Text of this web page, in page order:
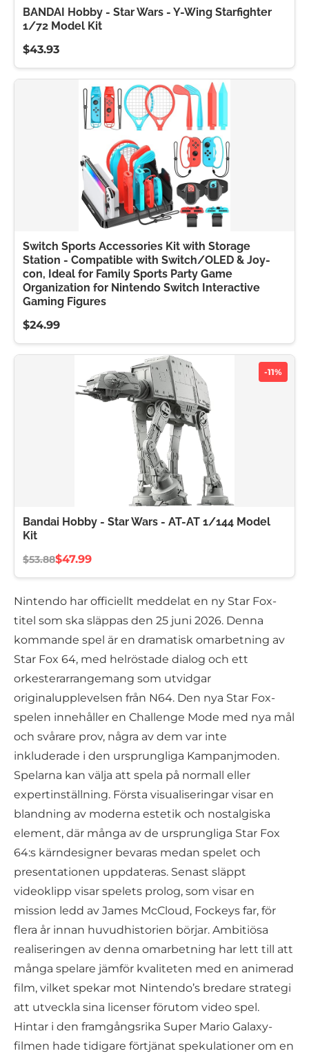
BANDAI Hobby - Star Wars - Y-Wing Starfighter
1/72 Model Kit
$43.93
Switch Sports Accessories Kit with Storage
Station - Compatible with Switch/OLED & Joy-
con, Ideal for Family Sports Party Game
Organization for Nintendo Switch Interactive
Gaming Figures
$24.99
-11%
Bandai Hobby - Star Wars - AT-AT 1/144 Model
Kit
$53.88$47.99
Nintendo har officiellt meddelat en ny Star Fox-
titel som ska släppas den 25 juni 2026. Denna
kommande spel är en dramatisk omarbetning av
Star Fox 64, med helröstade dialog och ett
orkesterarrangemang som utvidgar
originalupplevelsen från N64. Den nya Star Fox-
spelen innehåller en Challenge Mode med nya mål
och svårare prov, några av dem var inte
inkluderade i den ursprungliga Kampanjmoden.
Spelarna kan välja att spela på normall eller
expertinställning. Första visualiseringar visar en
blandning av moderna estetik och nostalgiska
element, där många av de ursprungliga Star Fox
64:s kärndesigner bevaras medan spelet och
presentationen uppdateras. Senast släppt
videoklipp visar spelets prolog, som visar en
mission ledd av James McCloud, Fockeys far, för
flera år innan huvudhistorien börjar. Ambitiösa
realiseringen av denna omarbetning har lett till att
många spelare jämför kvaliteten med en animerad
film, vilket spekar mot Nintendo’s bredare strategi
att utveckla sina licenser förutom video spel.
Hintar i den framgångsrika Super Mario Galaxy-
filmen hade tidigare förtjänat spekulationer om en